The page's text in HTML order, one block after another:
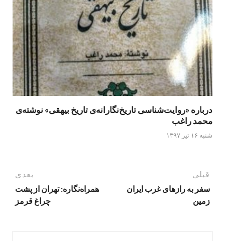
درباره «روایت‌شناسی تاریخ‌نگارانه‌ی تاریخ بیهقی» نوشته‌ی
محمد راغب
شنبه ۱۶ تیر ۱۳۹۷
قبلی
سفر به رازهای غرب ایران
زمین
بعدی
همراه‌نگاره: تهران از پشت
چراغ قرمز